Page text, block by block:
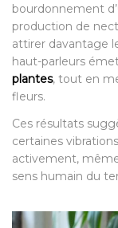
bourdonnement
production de
attirer davantage
haut-parleurs
plantes, tout en
fleurs.
Ces résultats
certaines
activement,
sens humain du